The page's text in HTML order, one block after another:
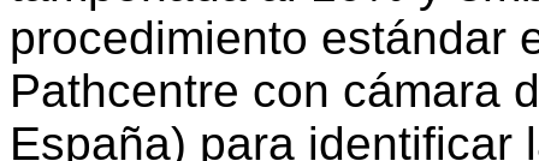
procedimiento estándar
Pathcentre con cámara
España) para identificar